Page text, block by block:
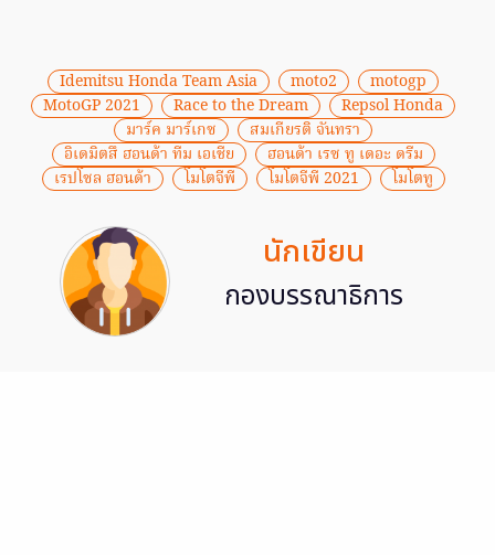
Idemitsu Honda Team Asia moto2
motogp
MotoGP 2021
Race to the Dream
Repsol Honda
มาร์ค มาร์เกซ
สมเกียรติ จันทรา
อิเดมิตสึ ฮอนด้า ทีม เอเชีย
ฮอนด้า เรซ ทู เดอะ ดรีม
เรปโซล ฮอนด้า
โมโตจีพี โมโตจีพี 2021 โมโตทู
นักเขียน
กองบรรณาธิการ